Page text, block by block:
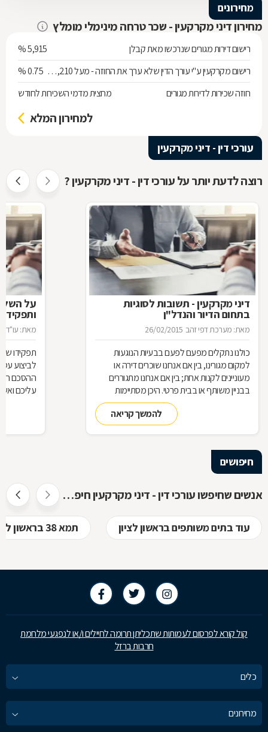
מחירונים
מחירון דיני מקרקעין - שכר טרחה מינימלי מומלץ
רישום דירות מגורים שנרכשו מאת קבלן
5,915 %
רישום מקרקעין ע"י עורך הדין שלא ערך את החוזה - מעל 538,210 ש"ח 0.75 %
חוזה שכירות לדירות מגורים
מחצית מדמי השכירות לחודש
למחירון המלא
עורכי דין - דיני מקרקעין
רוצה לדעת יותר על עורכי דין - דיני מקרקעין ?
דיני מקרקעין - תשובות לסוגיות
בתחום הדיור והנדל"ן
מאת: מערכת דפי זהב 26/02/2015
כולנו נתקלים מפעם לפעם בבעיות הנוגעות
למקום מגורינו, בין אם אנחנו שוכרים דירה או
מעוניינים לקנות אחת; בין אם אנחנו מתגוררים
בבניין משותף או בבית פרטי. היכן מסתיימות
זכויותינו ביחס לשכנינו? מה אומר החוק בקשר
לחריגות בנייה? האם בניית ממ"ד מחייבת את כל
הדיירים וכו'. כדי לקבל מושג בנוגע למעמדנו
המקרקעין, ריכזנו שאלות שנשאלו בפורום
מקרקעין, ואשר נענו ע"י עו"ד אילן קרייטר
להמשך קריאה
מאת: עו"ד
תפקידו
ההסכם
עליכם
חיפושים
אנשים שחיפשו עורכי דין - דיני מקרקעין חיפשו גם
עוד בתים משותפים בראשון לציון תמא 38 בראשון לציון
קול קורא לפרסום לעמותות שתכליתן תרומה לחיילים ו/או לנפגעי מלחמת
חרבות ברזל
כלים
מחירונים